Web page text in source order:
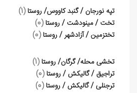
تپه نورجان / گنبد کاووس/ روستا (1)
تخت / مینودشت / روستا (0)
تختزمین / آزادشهر / روستا (0)
تخشی محله/ گرگان/ روستا (1)
تراجیق / گالیکش / روستا (0)
ترجنلی / گالیکش / روستا (0)